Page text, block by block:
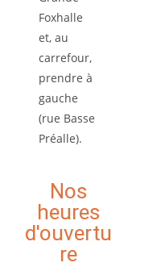
Foxhalle
et, au
carrefour,
prendre à
gauche
(rue Basse
Préalle).
Nos
heures
d'ouvertu
re